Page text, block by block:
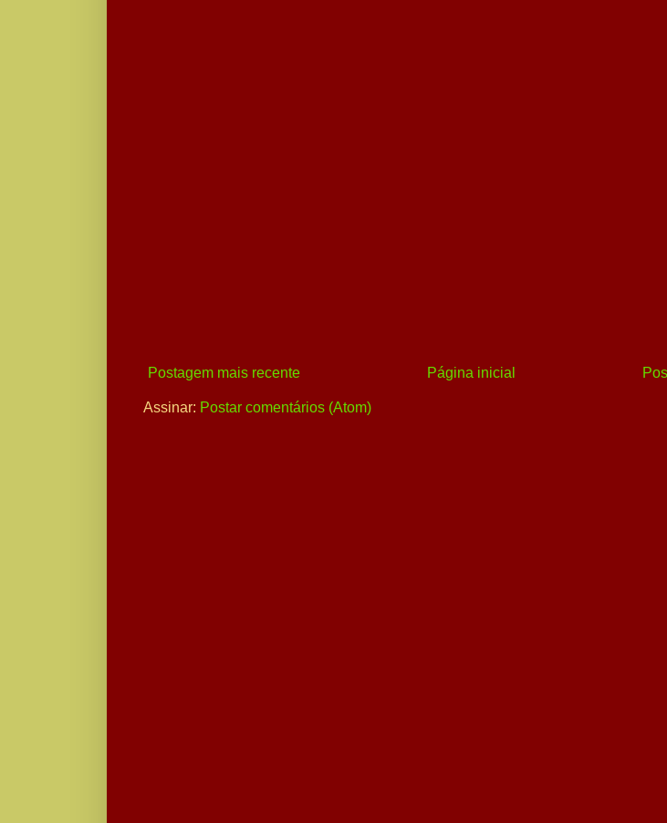
Postagem mais recente Página inicial
Assinar: Postar comentários (Atom)